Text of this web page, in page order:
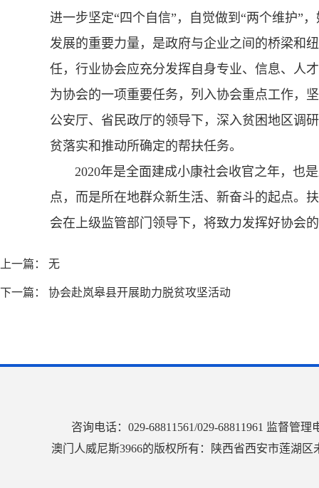
进一步坚定“四个自信”，自觉做到“两个维护”
发展的重要力量，是政府与企业之间的桥梁和
任，行业协会应充分发挥自身专业、信息、人
为协会的一项重要任务，列入协会重点工作，
公安厅、省民政厅的领导下，深入贫困地区调
贫落实和推动所确定的帮扶任务。
2020年是全面建成小康社会收官之年，也是
点，而是所在地群众新生活、新奋斗的起点。
会在上级监管部门领导下，将致力发挥好协会
上一篇： 无
下一篇： 协会赴岚皋县开展助力脱贫攻坚活动
咨询电话：029-68811561/029-68811961 监督管
澳门人威尼斯3966的版权所有：陕西省西安市莲湖